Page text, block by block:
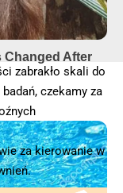
zabrakło skali do
czekamy za
za kierowanie w